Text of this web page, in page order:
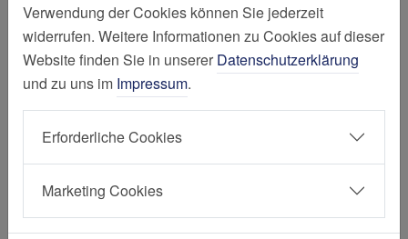
Angiologie
Herzinsuffizienz
Herzschrittmacher und Defribillator
Interventionelle Kardiologie
Kardiale Bildgebung
Verwendung der Cookies können Sie jederzeit
widerrufen. Weitere Informationen zu Cookies auf dieser
Website finden Sie in unserer Datenschutzerklärung
und zu uns im Impressum.
Erforderliche Cookies
Marketing Cookies